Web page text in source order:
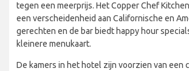
tegen een meerprijs. Het Copper Chef
een verscheidenheid aan Californische en
gerechten en de bar biedt happy hour
kleinere menukaart.
De kamers in het hotel zijn voorzien van een